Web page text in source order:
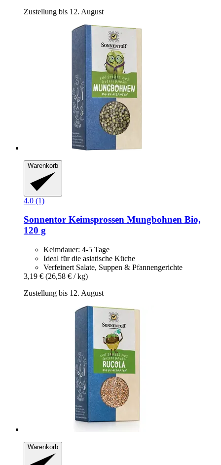
Zustellung bis 12. August
Warenkorb
4.0 (1)
Sonnentor Keimsprossen Mungbohnen Bio,
120 g
Keimdauer: 4-5 Tage
Ideal für die asiatische Küche
Verfeinert Salate, Suppen & Pfannengerichte
3,19 € (26,58 € / kg)
Zustellung bis 12. August
Warenkorb